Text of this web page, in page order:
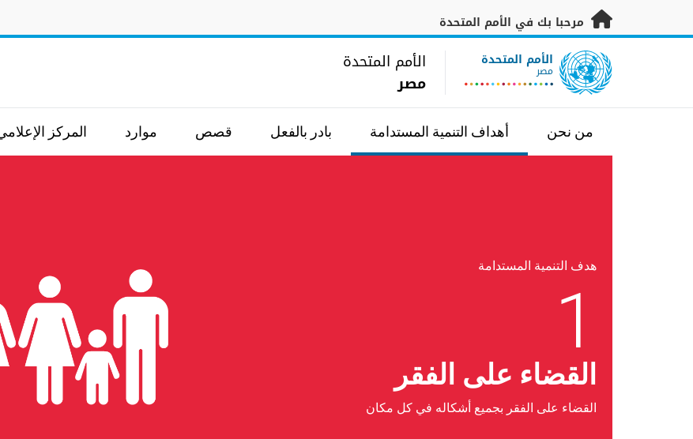
تخطى إلى المحتوى الرئيسي
مرحبا بك في الأمم المتحدة
UN Logo الأمم المتحدة
مصر
الأمم المتحدة
مصر
من نحن أهداف التنمية المستدامة بادر بالفعل قصص موارد المركز
هدف التنمية المستدامة
1
القضاء على الفقر
القضاء على الفقر بجميع أشكاله في كل مكان